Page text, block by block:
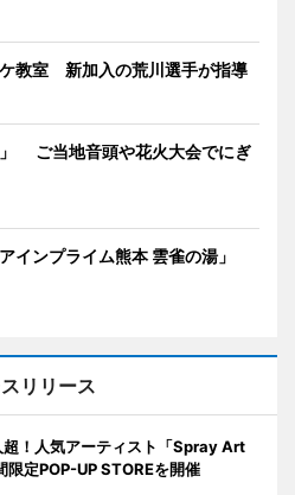
教室 新加入の荒川選手が指導
」 ご当地音頭や花火大会でにぎ
インプライム熊本 雲雀の湯」
リリース
！人気アーティスト「Spray Art
定POP-UP STOREを開催